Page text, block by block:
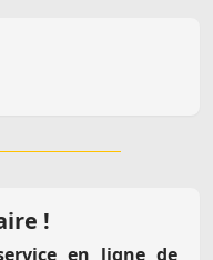
!
en ligne de